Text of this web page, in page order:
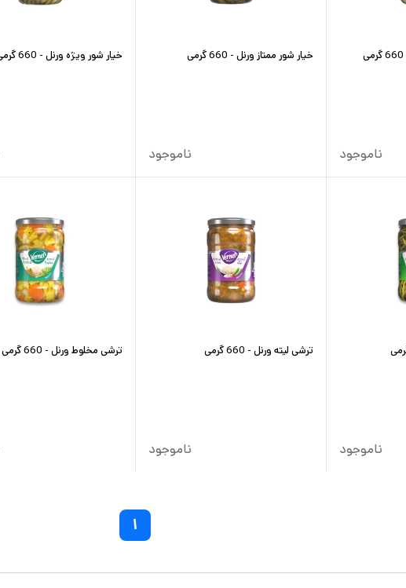
ناموجود
خیار شور ممتاز ورنل - 660 گرمی
ناموجود
خیار شور ویژه ورنل - 660 گرمی
ناموجود
ترشی لیته ورنل - 660 گرمی
ناموجود
ترشی مخلوط ورنل - 660 گرمی
۱